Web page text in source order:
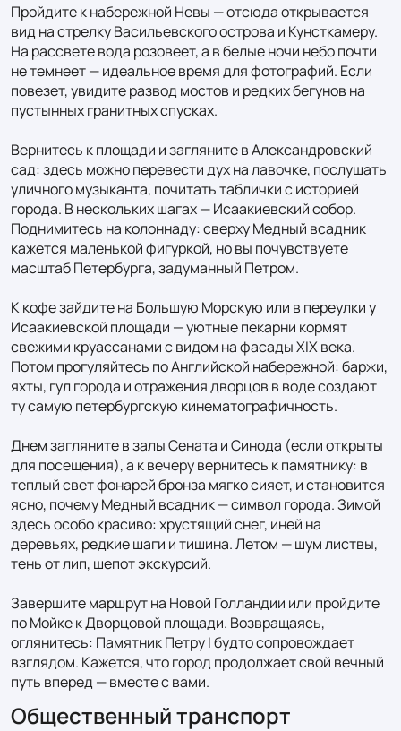
Пройдите к набережной Невы — отсюда открывается
вид на стрелку Васильевского острова и Кунсткамеру.
На рассвете вода розовеет, а в белые ночи небо почти
не темнеет — идеальное время для фотографий. Если
повезет, увидите развод мостов и редких бегунов на
пустынных гранитных спусках.
Вернитесь к площади и загляните в Александровский
сад: здесь можно перевести дух на лавочке, послушать
уличного музыканта, почитать таблички с историей
города. В нескольких шагах — Исаакиевский собор.
Поднимитесь на колоннаду: сверху Медный всадник
кажется маленькой фигуркой, но вы почувствуете
масштаб Петербурга, задуманный Петром.
К кофе зайдите на Большую Морскую или в переулки у
Исаакиевской площади — уютные пекарни кормят
свежими круассанами с видом на фасады XIX века.
Потом прогуляйтесь по Английской набережной: баржи,
яхты, гул города и отражения дворцов в воде создают
ту самую петербургскую кинематографичность.
Днем загляните в залы Сената и Синода (если открыты
для посещения), а к вечеру вернитесь к памятнику: в
теплый свет фонарей бронза мягко сияет, и становится
ясно, почему Медный всадник — символ города. Зимой
здесь особо красиво: хрустящий снег, иней на
деревьях, редкие шаги и тишина. Летом — шум листвы,
тень от лип, шепот экскурсий.
Завершите маршрут на Новой Голландии или пройдите
по Мойке к Дворцовой площади. Возвращаясь,
оглянитесь: Памятник Петру I будто сопровождает
взглядом. Кажется, что город продолжает свой вечный
путь вперед — вместе с вами.
Общественный транспорт